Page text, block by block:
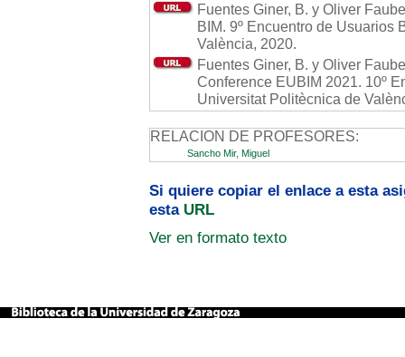
Fuentes Giner, B. y Oliver
BIM. 9º Encuentro de Usuarios
València, 2020.
Fuentes Giner, B. y Oliver
Conference EUBIM 2021. 10º
Universitat Politècnica de
RELACION DE PROFESORES:
Sancho Mir, Miguel
Si quiere copiar el enlace a esta
esta URL
Ver en formato texto